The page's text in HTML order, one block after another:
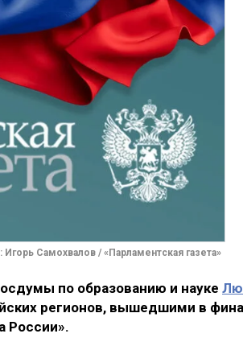
Игорь Самохвалов / «Парламентская газета»
по образованию и науке
регионов, вышедшими в
России».